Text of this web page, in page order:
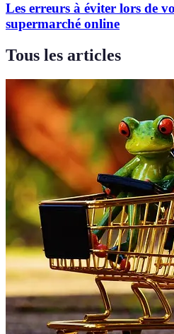
Les erreurs à éviter lors de
supermarché online
Tous les articles